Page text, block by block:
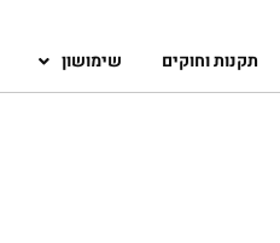
תקנות וחוקים שימושון